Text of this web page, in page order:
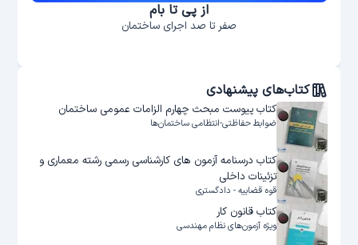
از پی تا بام
صفر تا صد اجرای ساختمان
کتاب‌های پیشنهادی
کتاب پیوست مبحث چهارم الزامات عمومی ساختمان
ضوابط حفاظتی-انتظامی ساختمان‌ها
کتاب درسنامه آزمون های کارشناسی رسمی رشته معماری و
تزئینات داخلی
قوه قضاییه - دادگستری
کتاب قانون کار
ویژه آزمون‌های نظام مهندسی